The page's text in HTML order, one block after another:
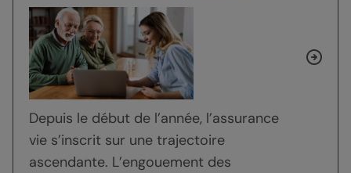
Depuis le début de l’année, l’assurance
vie s’inscrit sur une trajectoire
ascendante. L’engouement des